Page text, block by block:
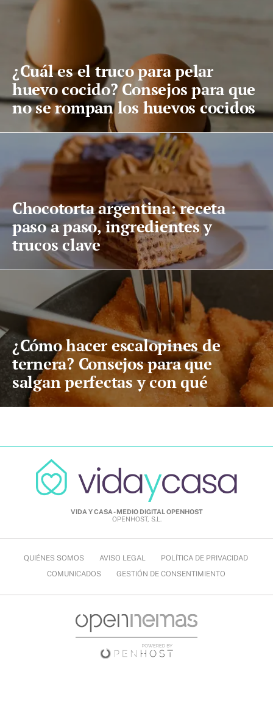
¿Cuál es el truco para pelar
huevo cocido? Consejos para que
no se rompan los huevos cocidos
Chocotorta argentina: receta
paso a paso, ingredientes y
trucos clave
¿Cómo hacer escalopines de
ternera? Consejos para que
salgan perfectas y con qué
acompañarlos
VIDA Y CASA - MEDIO DIGITAL OPENHOST
OPENHOST, S.L.
QUIÉNES SOMOS AVISO LEGAL
POLÍTICA DE PRIVACIDAD
COMUNICADOS
GESTIÓN DE CONSENTIMIENTO